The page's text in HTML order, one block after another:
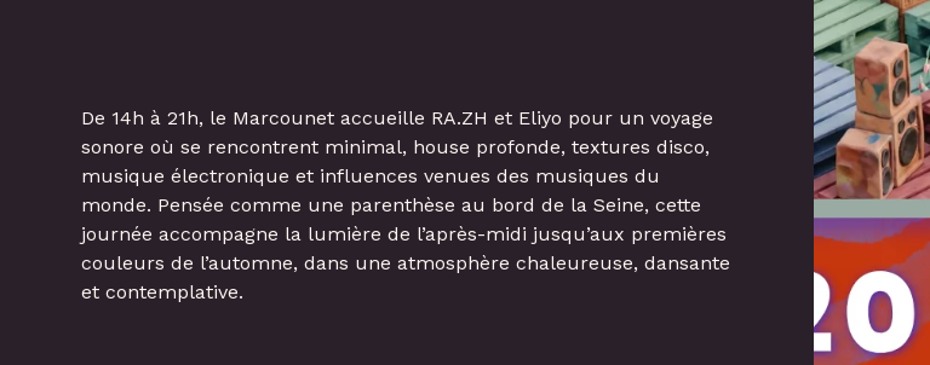
De 14h à 21h, le Marcounet accueille RA.ZH et Eliyo pour un voyage
sonore où se rencontrent minimal, house profonde, textures disco,
musique électronique et influences venues des musiques du
monde. Pensée comme une parenthèse au bord de la Seine, cette
journée accompagne la lumière de l’après-midi jusqu’aux premières
couleurs de l’automne, dans une atmosphère chaleureuse, dansante
et contemplative.